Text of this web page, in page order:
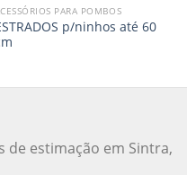
PARA POMBOS
p/ninhos até 60
de estimação em Sintra,